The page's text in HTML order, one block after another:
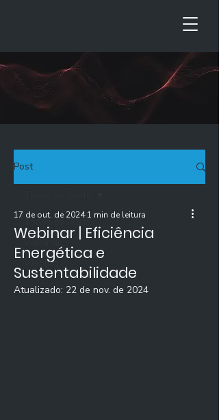
Post
Todos os Posts
Webinar
Weblog
Webinar | Eficiência
Energética e
Sustentabilidade
17 de out. de 2024 1 min de leitura
Atualizado: 22 de nov. de 2024